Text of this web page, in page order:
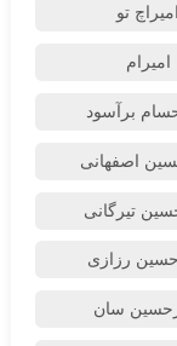
امیراچ تو
امیرام
برآسود
اصفهانی
تیرگانی
رزازی
سان